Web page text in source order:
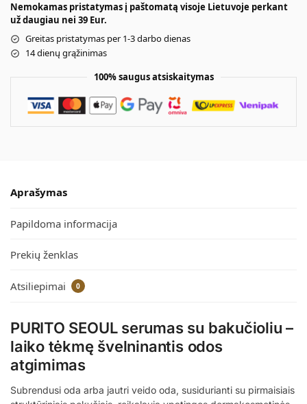
Nemokamas pristatymas į paštomatą visoje Lietuvoje perkant
už daugiau nei 39 Eur.
Greitas pristatymas per 1-3 darbo dienas
14 dienų grąžinimas
100% saugus atsiskaitymas
Aprašymas
Papildoma informacija
Prekių ženklas
Atsiliepimai 0
PURITO SEOUL serumas su bakučioliu –
laiko tėkmę švelninantis odos
atgimimas
Subrendusi oda arba jautri veido oda, susidurianti su pirmaisiais